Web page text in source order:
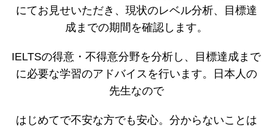
にてお見せいただき、現状のレベル分析、目標達
成までの期間を確認します。
IELTSの得意・不得意分野を分析し、目標達成まで
に必要な学習のアドバイスを行います。日本人の
先生なので
はじめてで不安な方でも安心。分からないことは